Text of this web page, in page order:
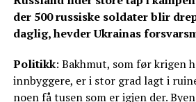
der 500 russiske soldater blir
daglig, hevder Ukrainas
Politikk: Bakhmut, som før krigen
innbyggere, er i stor grad lagt i
noen få tusen som er igjen der.